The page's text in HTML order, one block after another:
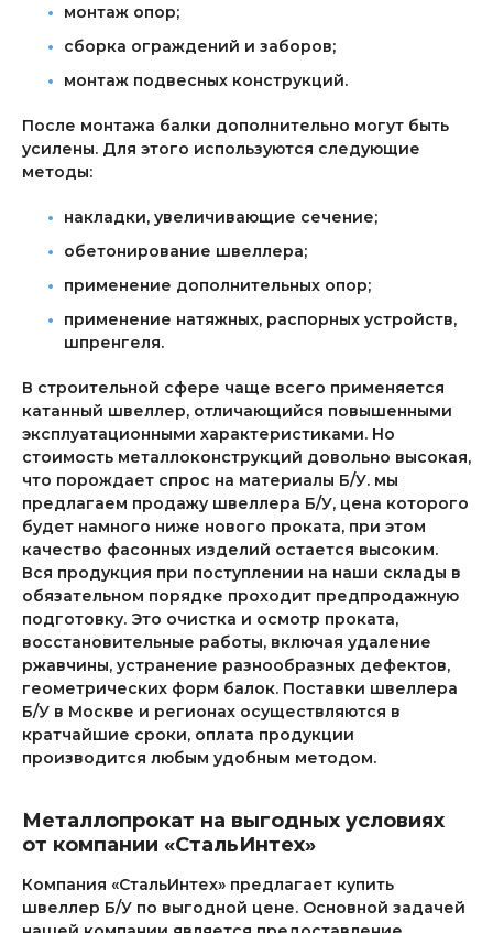
монтаж опор;
сборка ограждений и заборов;
монтаж подвесных конструкций.
После монтажа балки дополнительно могут быть
усилены. Для этого используются следующие
методы:
накладки, увеличивающие сечение;
обетонирование швеллера;
применение дополнительных опор;
применение натяжных, распорных устройств,
шпренгеля.
В строительной сфере чаще всего применяется
катанный швеллер, отличающийся повышенными
эксплуатационными характеристиками. Но
стоимость металлоконструкций довольно высокая,
что порождает спрос на материалы Б/У. мы
предлагаем продажу швеллера Б/У, цена которого
будет намного ниже нового проката, при этом
качество фасонных изделий остается высоким.
Вся продукция при поступлении на наши склады в
обязательном порядке проходит предпродажную
подготовку. Это очистка и осмотр проката,
восстановительные работы, включая удаление
ржавчины, устранение разнообразных дефектов,
геометрических форм балок. Поставки швеллера
Б/У в Москве и регионах осуществляются в
кратчайшие сроки, оплата продукции
производится любым удобным методом.
Металлопрокат на выгодных условиях
от компании «СтальИнтех»
Компания «СтальИнтех» предлагает купить
швеллер Б/У по выгодной цене. Основной задачей